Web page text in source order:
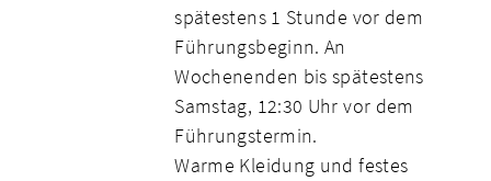
spätestens 1 Stunde vor dem
Führungsbeginn. An
Wochenenden bis spätestens
Samstag, 12:30 Uhr vor dem
Führungstermin.
Warme Kleidung und festes